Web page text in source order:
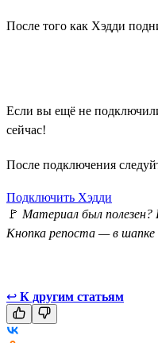
После того как Хэдди
Если вы ещё не
сейчас!
После подключения
Подключить Хэдди
🚩 Материал был полезен?
Кнопка репоста — в
↩ К другим статьям